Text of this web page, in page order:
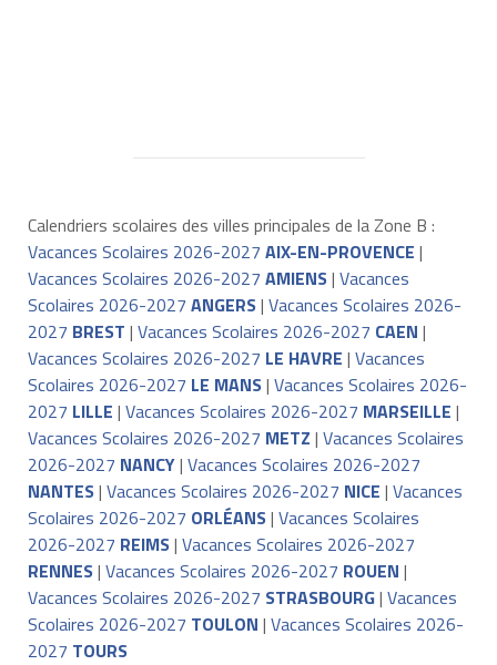
Calendriers scolaires des villes principales de la Zone B :
Vacances Scolaires 2026-2027 AIX-EN-PROVENCE |
Vacances Scolaires 2026-2027 AMIENS| Vacances
Scolaires 2026-2027 ANGERS| Vacances Scolaires 2026-
2027 BREST | Vacances Scolaires 2026-2027 CAEN |
Vacances Scolaires 2026-2027 LE HAVRE | Vacances
Scolaires 2026-2027 LE MANS| Vacances Scolaires 2026-
2027 LILLE | Vacances Scolaires 2026-2027 MARSEILLE |
Vacances Scolaires 2026-2027 METZ | Vacances Scolaires
2026-2027 NANCY| Vacances Scolaires 2026-2027
NANTES| Vacances Scolaires 2026-2027 NICE | Vacances
Scolaires 2026-2027 ORLÉANS| Vacances Scolaires
2026-2027 REIMS| Vacances Scolaires 2026-2027
RENNES| Vacances Scolaires 2026-2027 ROUEN |
Vacances Scolaires 2026-2027 STRASBOURG| Vacances
Scolaires 2026-2027 TOULON | Vacances Scolaires 2026-
2027 TOURS